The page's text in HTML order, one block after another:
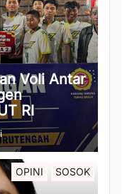
Voli Antar
RI
OPINI SOSOK